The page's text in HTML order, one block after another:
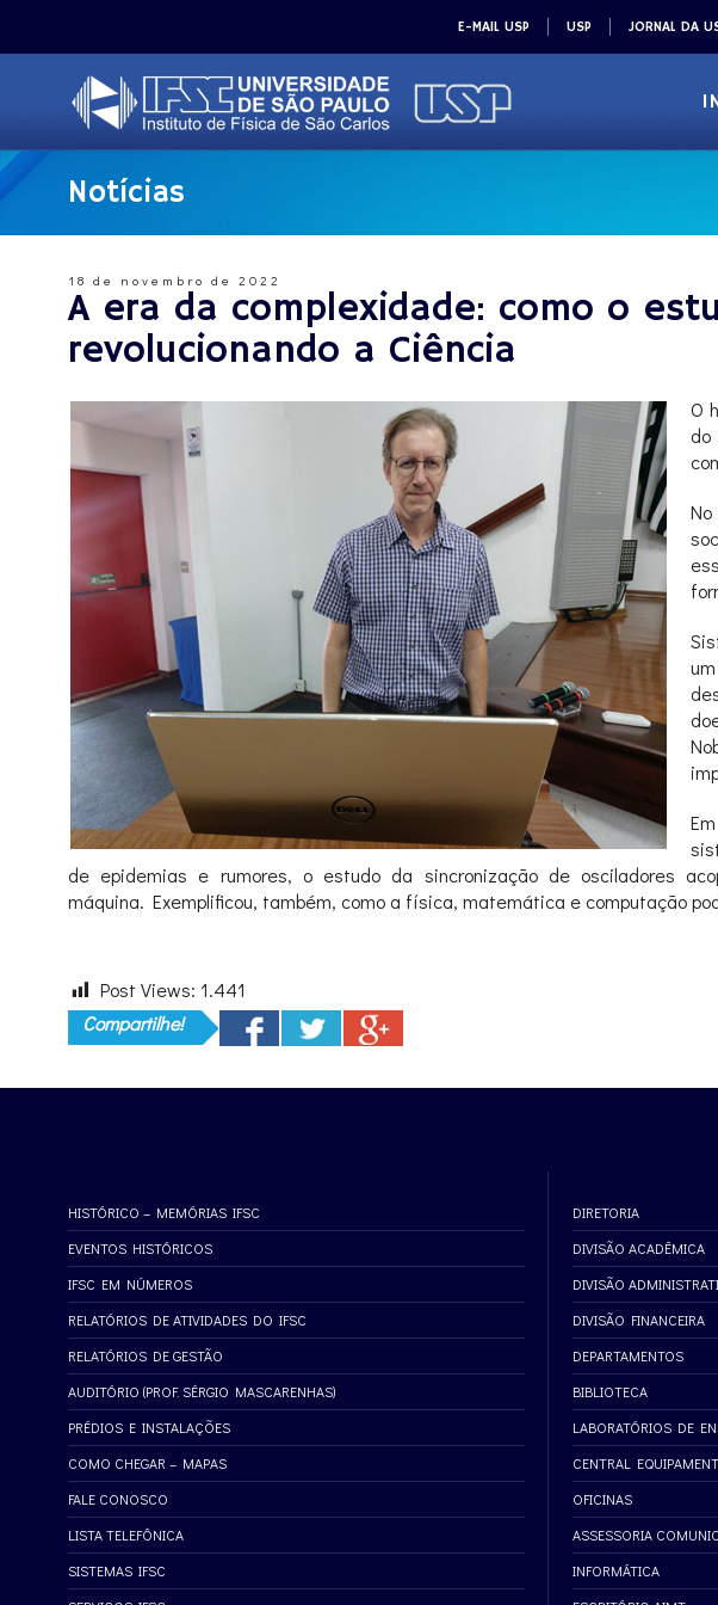
E-MAIL USP USP JORNAL DA
Notícias
18 de novembro de 2022
A era da complexidade: como o
revolucionando a Ciência
O
do
de epidemias e rumores, o estudo da sincronização de osciladores
máquina. Exemplificou, também, como a física, matemática e computação
Post Views: 1.441
Compartilhe!
HISTÓRICO – MEMÓRIAS IFSC
EVENTOS HISTÓRICOS
IFSC EM NÚMEROS
RELATÓRIOS DE ATIVIDADES DO IFSC
RELATÓRIOS DE GESTÃO
AUDITÓRIO (PROF. SÉRGIO MASCARENHAS)
PRÉDIOS E INSTALAÇÕES
COMO CHEGAR – MAPAS
FALE CONOSCO
LISTA TELEFÔNICA
SISTEMAS IFSC
DIRETORIA
DIVISÃO ACADÊMICA
DIVISÃO
DIVISÃO FINANCEIRA
DEPARTAMENTOS
BIBLIOTECA
LABORATÓRIOS DE
CENTRAL
OFICINAS
ASSESSORIA
INFORMÁTICA